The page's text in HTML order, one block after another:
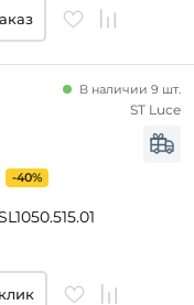
-40%
В наличии 9 шт.
ST Luce